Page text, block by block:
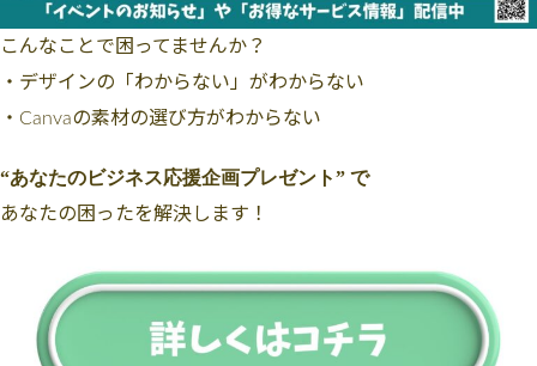
こんなことで困ってませんか？
・デザインの「わからない」がわからない
・Canvaの素材の選び方がわからない
“あなたのビジネス応援企画プレゼント” で
あなたの困ったを解決します！